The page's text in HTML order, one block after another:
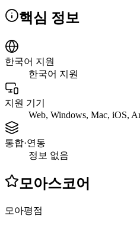
핵심 정보
한국어 지원
한국어 지원
지원 기기
Web, Windows, Mac, iOS,
통합·연동
정보 없음
모아스코어
모아평점